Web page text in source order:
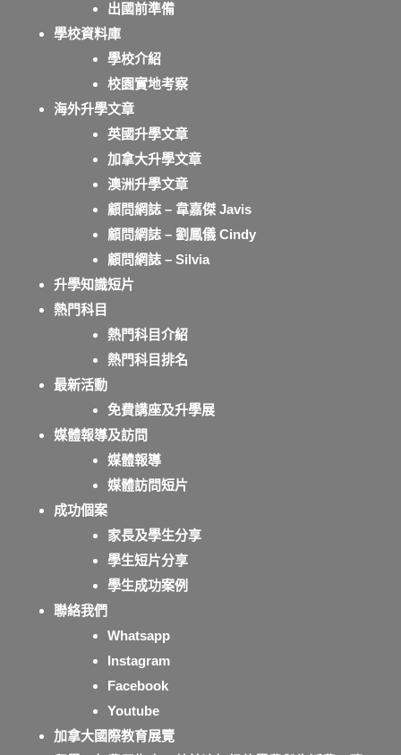
出國前準備
學校資料庫
學校介紹
校園實地考察
海外升學文章
英國升學文章
加拿大升學文章
澳洲升學文章
顧問網誌 – 韋嘉傑 Javis
顧問網誌 – 劉鳳儀 Cindy
顧問網誌 – Silvia
升學知識短片
熱門科目
熱門科目介紹
熱門科目排名
最新活動
免費講座及升學展
媒體報導及訪問
媒體報導
媒體訪問短片
成功個案
家長及學生分享
學生短片分享
學生成功案例
聯絡我們
Whatsapp
Instagram
Facebook
Youtube
加拿大國際教育展覽